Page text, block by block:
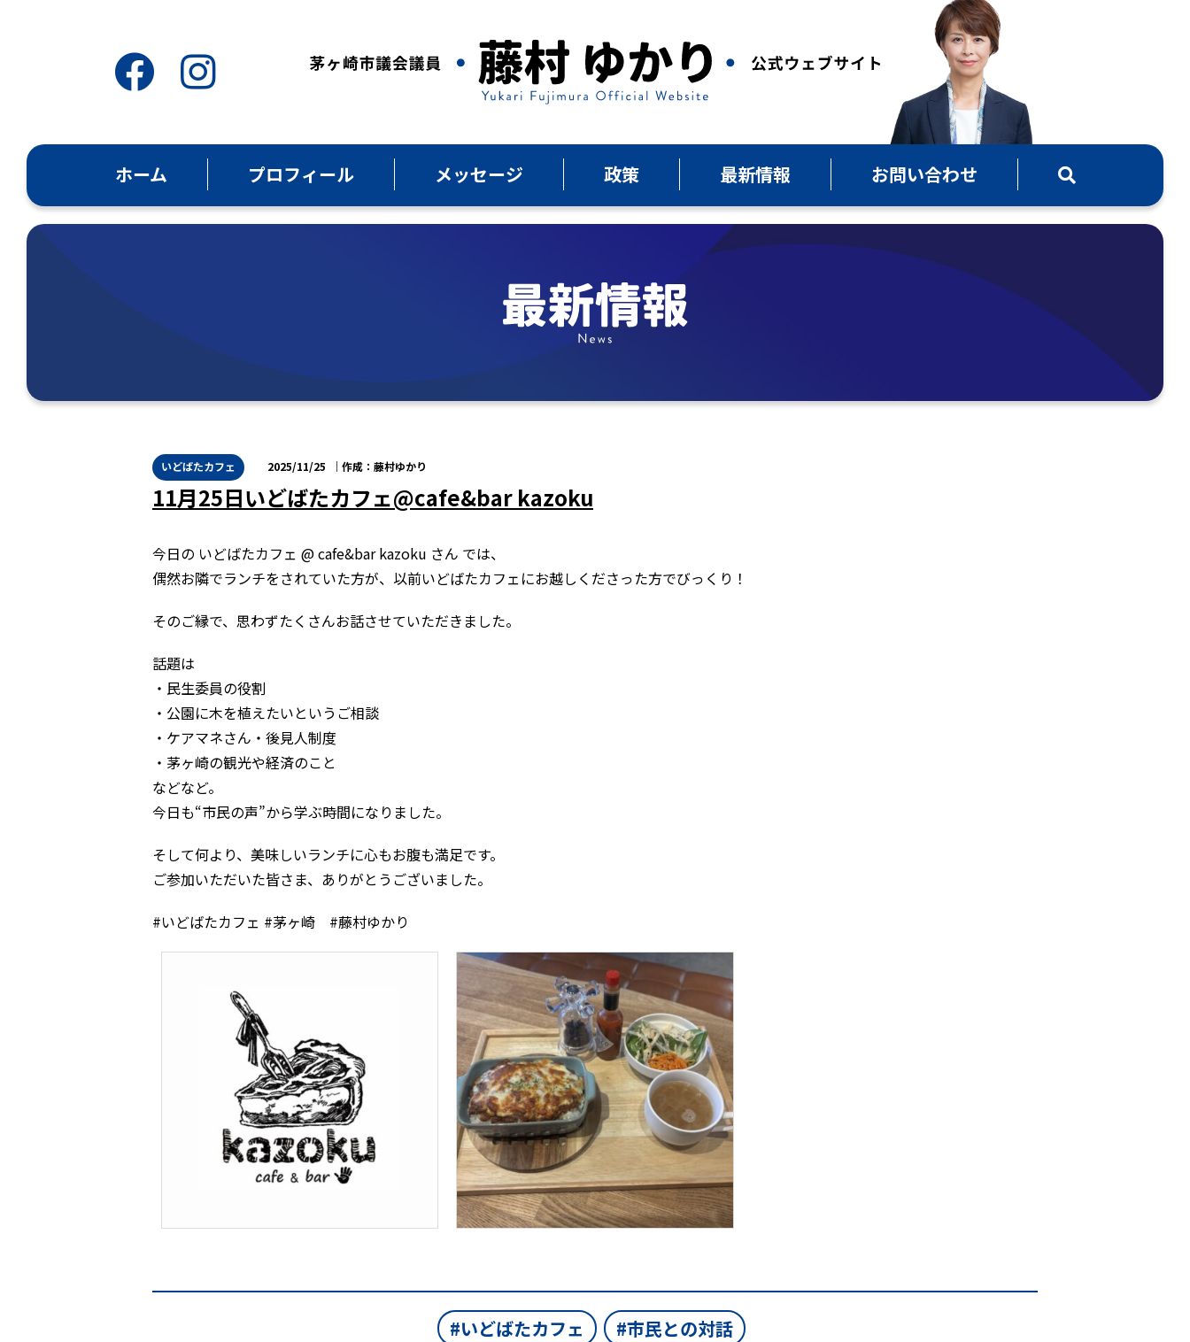
ホーム プロフィール メッセージ 政策 最新情報 お問い合わせ
いどばたカフェ 2025/11/25 藤村ゆかり
11月25日いどばたカフェ@cafe&bar kazoku
今日の いどばたカフェ @ cafe&bar kazoku さん では、
偶然お隣でランチをされていた方が、以前いどばたカフェにお越しくださった方でびっくり！
そのご縁で、思わずたくさんお話させていただきました。
話題は
・民生委員の役割
・公園に木を植えたいというご相談
・ケアマネさん・後見人制度
・茅ヶ崎の観光や経済のこと
などなど。
今日も“市民の声”から学ぶ時間になりました。
そして何より、美味しいランチに心もお腹も満足です。
ご参加いただいた皆さま、ありがとうございました。
#いどばたカフェ #茅ヶ崎 #藤村ゆかり
いどばたカフェ 市民との対話